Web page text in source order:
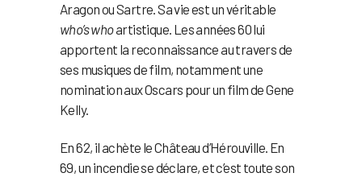
Aragon ou Sartre. Sa vie est un véritable
who’s whoartistique. Les années 60 lui
apportent la reconnaissance au travers de
ses musiques de film, notamment une
nomination aux Oscars pour un film de Gene
Kelly.
En 62, il achète le Château d’Hérouville. En
69, un incendie se déclare, et c’est toute son